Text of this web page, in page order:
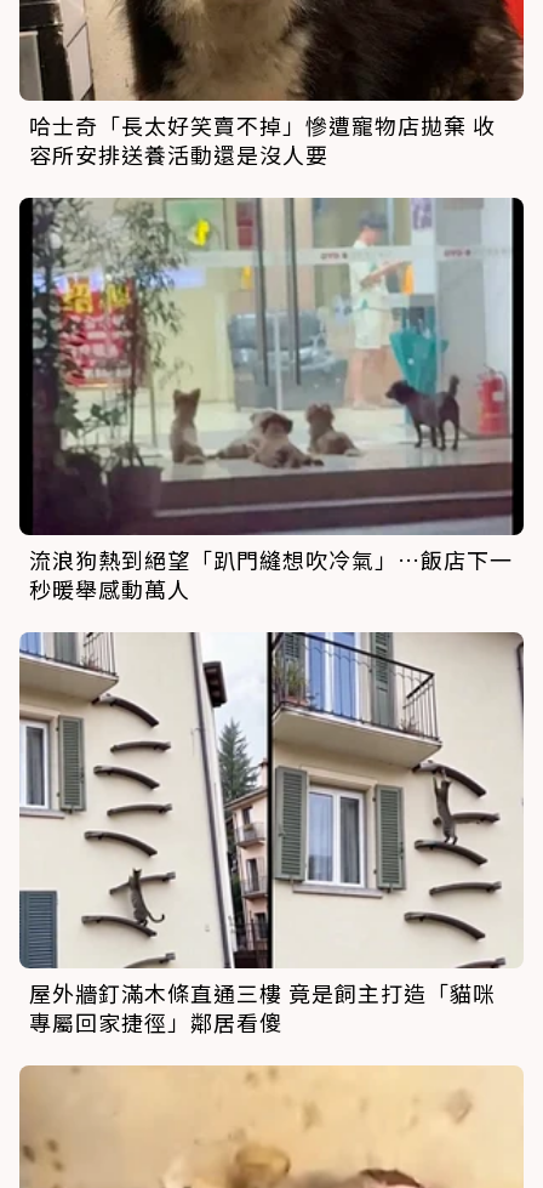
哈士奇「長太好笑賣不掉」慘遭寵物店拋棄 收
容所安排送養活動還是沒人要
流浪狗熱到絕望「趴門縫想吹冷氣」…飯店下一
秒暖舉感動萬人
屋外牆釘滿木條直通三樓 竟是飼主打造「貓咪
專屬回家捷徑」鄰居看傻